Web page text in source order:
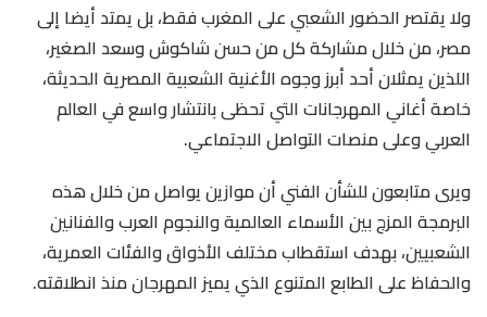
ولا يقتصر الحضور الشعبي على المغرب فقط، بل يمتد أيضا إلى
مصر، من خلال مشاركة كل من حسن شاكوش وسعد الصغير،
اللذين يمثلان أحد أبرز وجوه الأغنية الشعبية المصرية الحديثة،
خاصة أغاني المهرجانات التي تحظى بانتشار واسع في العالم
العربي وعلى منصات التواصل الاجتماعي.
ويرى متابعون للشأن الفني أن موازين يواصل من خلال هذه
البرمجة المزج بين الأسماء العالمية والنجوم العرب والفنانين
الشعبيين، بهدف استقطاب مختلف الأذواق والفئات العمرية،
والحفاظ على الطابع المتنوع الذي يميز المهرجان منذ انطلاقته.